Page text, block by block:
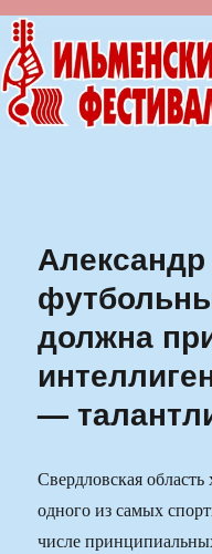
Ильменский
должна
—
Свердловская область
одного из самых
числе